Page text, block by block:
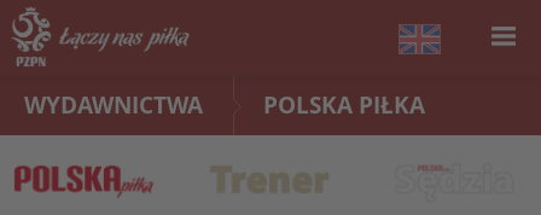
WYDAWNICTWA POLSKA PIŁKA